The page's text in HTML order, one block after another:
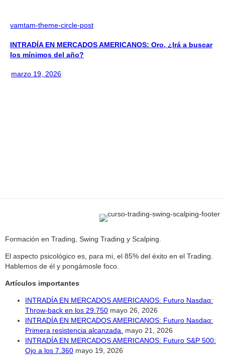
vamtam-theme-circle-post
INTRADÍA EN MERCADOS AMERICANOS: Oro, ¿Irá a buscar
los mínimos del año?
marzo 19, 2026
Formación en Trading, Swing Trading y Scalping.
El aspecto psicológico es, para mi, el 85% del éxito en el Trading.
Hablemos de él y pongámosle foco.
Artículos importantes
INTRADÍA EN MERCADOS AMERICANOS: Futuro Nasdaq:
Throw-back en los 29.750 mayo 26, 2026
INTRADÍA EN MERCADOS AMERICANOS: Futuro Nasdaq:
Primera resistencia alcanzada.
mayo 21, 2026
INTRADÍA EN MERCADOS AMERICANOS: Futuro S&P 500:
Ojo a los 7.360 mayo 19, 2026